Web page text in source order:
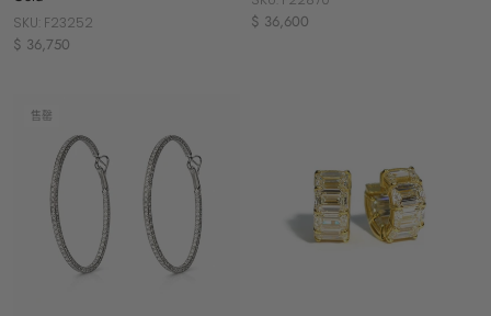
SKU: F23252
$ 36,750
$ 36,600
售罄